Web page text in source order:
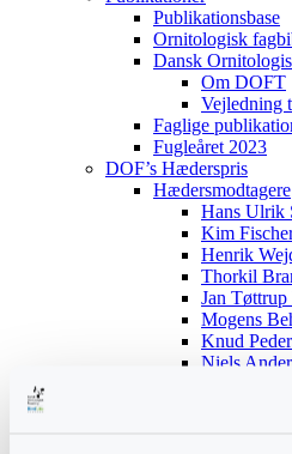
Publikationsbase
Ornitologisk
Dansk
Om DOFT
Vejledning
Faglige
Fugleåret 2023
DOF’s Hæderspris
Hædersmodtagere
Hans Ulrik
Kim
Henrik
Thorkil
Jan Tøttrup
Mogens
Knud
Niels